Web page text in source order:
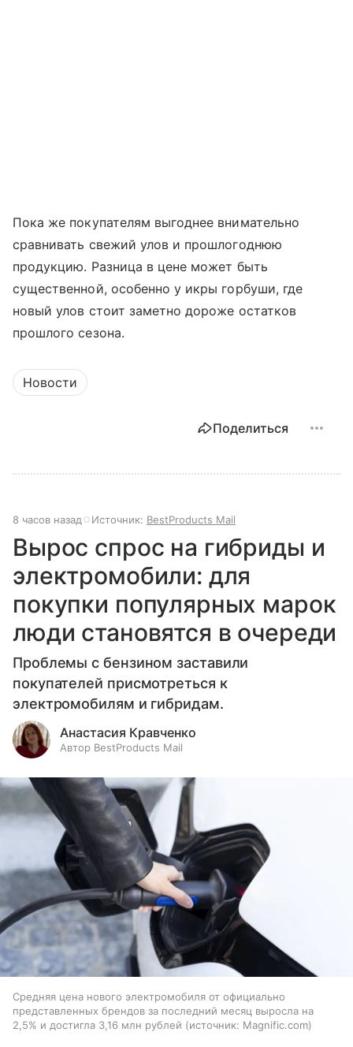
Пока же покупателям выгоднее внимательно
сравнивать свежий улов и прошлогоднюю
продукцию. Разница в цене может быть
существенной, особенно у икры горбуши, где
новый улов стоит заметно дороже остатков
прошлого сезона.
Новости
Поделиться
8 часов назад Источник: BestProducts Mail
Вырос спрос на гибриды и
электромобили: для
покупки популярных марок
люди становятся в очереди
Проблемы с бензином заставили
покупателей присмотреться к
электромобилям и гибридам.
Анастасия Кравченко
Автор BestProducts Mail
Средняя цена нового электромобиля от официально
представленных брендов за последний месяц выросла на
2,5% и достигла 3,16 млн рублей
источник: Magnific.com